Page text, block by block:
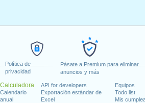
Política de
privacidad
Pásate a Premium para eliminar
anuncios y más
Calculadora
Calendario
anual
API for developers
Exportación estándar de
Excel
Equipos
Todo list
Mis